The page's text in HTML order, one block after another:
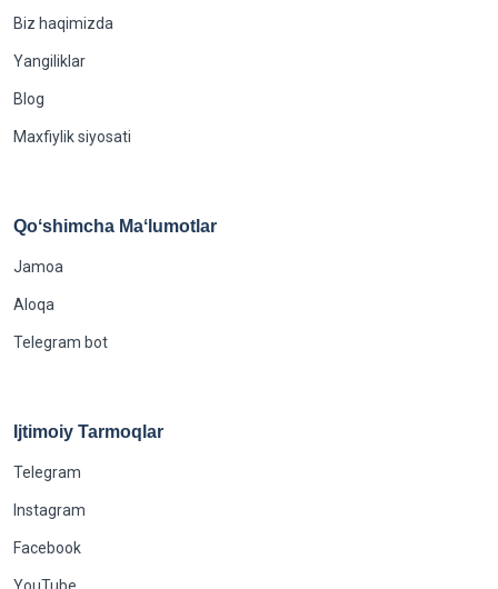
Biz haqimizda
Yangiliklar
Blog
Maxfiylik siyosati
Qoʻshimcha Maʻlumotlar
Jamoa
Aloqa
Telegram bot
Ijtimoiy Tarmoqlar
Telegram
Instagram
Facebook